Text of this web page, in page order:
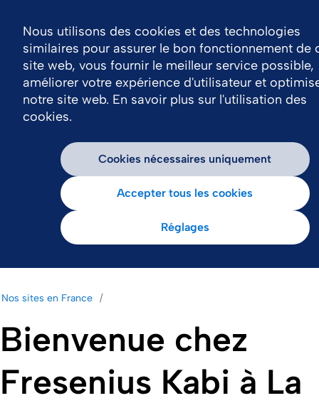
Nos sites en France
Bienvenue chez
Fresenius Kabi à La
Nous utilisons des cookies et des technologies
similaires pour assurer le bon fonctionnement de
site web, vous fournir le meilleur service possible,
améliorer votre expérience d'utilisateur et
notre site web. En savoir plus sur l'utilisation des
cookies.
Cookies nécessaires uniquement
Accepter tous les cookies
Réglages